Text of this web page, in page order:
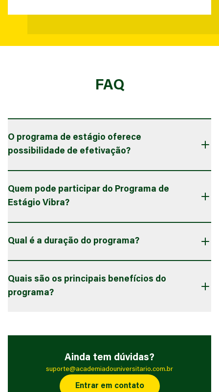
FAQ
O programa de estágio oferece
possibilidade de efetivação?
Quem pode participar do Programa de
Estágio Vibra?
Qual é a duração do programa?
Quais são os principais benefícios do
programa?
Ainda tem dúvidas?
suporte@academiadouniversitario.com.br
Entrar em contato